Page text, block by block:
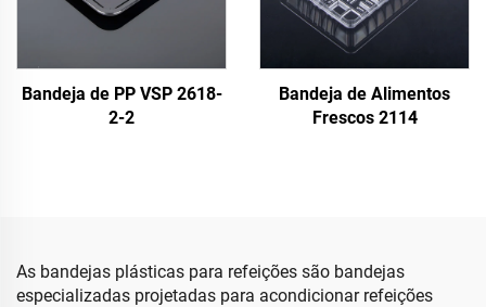
Bandeja de PP VSP 2618-
2-2
Bandeja de Alimentos
Frescos 2114
As bandejas plásticas para refeições são bandejas
especializadas projetadas para acondicionar refeições